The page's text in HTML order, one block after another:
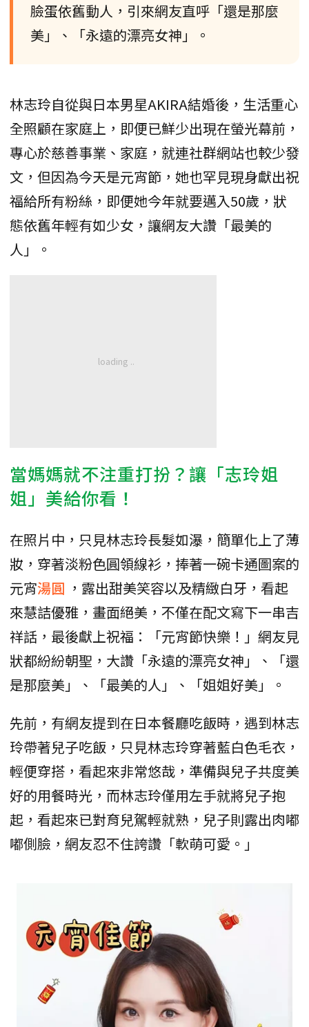
臉蛋依舊動人，引來網友直呼「還是那麼
美」、「永遠的漂亮女神」。
林志玲自從與日本男星AKIRA結婚後，生活重心
全照顧在家庭上，即便已鮮少出現在螢光幕前，
專心於慈善事業、家庭，就連社群網站也較少發
文，但因為今天是元宵節，她也罕見現身獻出祝
福給所有粉絲，即便她今年就要邁入50歲，狀
態依舊年輕有如少女，讓網友大讚「最美的
人」。
當媽媽就不注重打扮？讓「志玲姐
姐」美給你看！
在照片中，只見林志玲長髮如瀑，簡單化上了薄
妝，穿著淡粉色圓領線衫，捧著一碗卡通圖案的
元宵湯圓 ，露出甜美笑容以及精緻白牙，看起
來慧詰優雅，畫面絕美，不僅在配文寫下一串吉
祥話，最後獻上祝福：「元宵節快樂！」網友見
狀都紛紛朝聖，大讚「永遠的漂亮女神」、「還
是那麼美」、「最美的人」、「姐姐好美」。
先前，有網友提到在日本餐廳吃飯時，遇到林志
玲帶著兒子吃飯，只見林志玲穿著藍白色毛衣，
輕便穿搭，看起來非常悠哉，準備與兒子共度美
好的用餐時光，而林志玲僅用左手就將兒子抱
起，看起來已對育兒駕輕就熟，兒子則露出肉嘟
嘟側臉，網友忍不住誇讚「軟萌可愛。」